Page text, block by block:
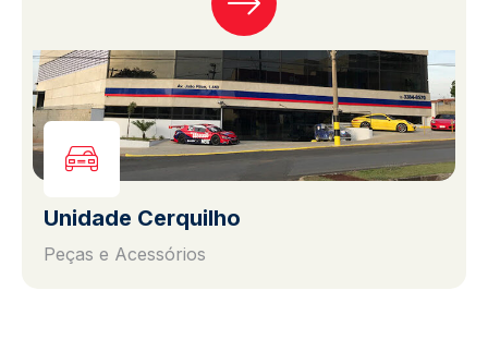
Unidade Cerquilho
Peças e Acessórios